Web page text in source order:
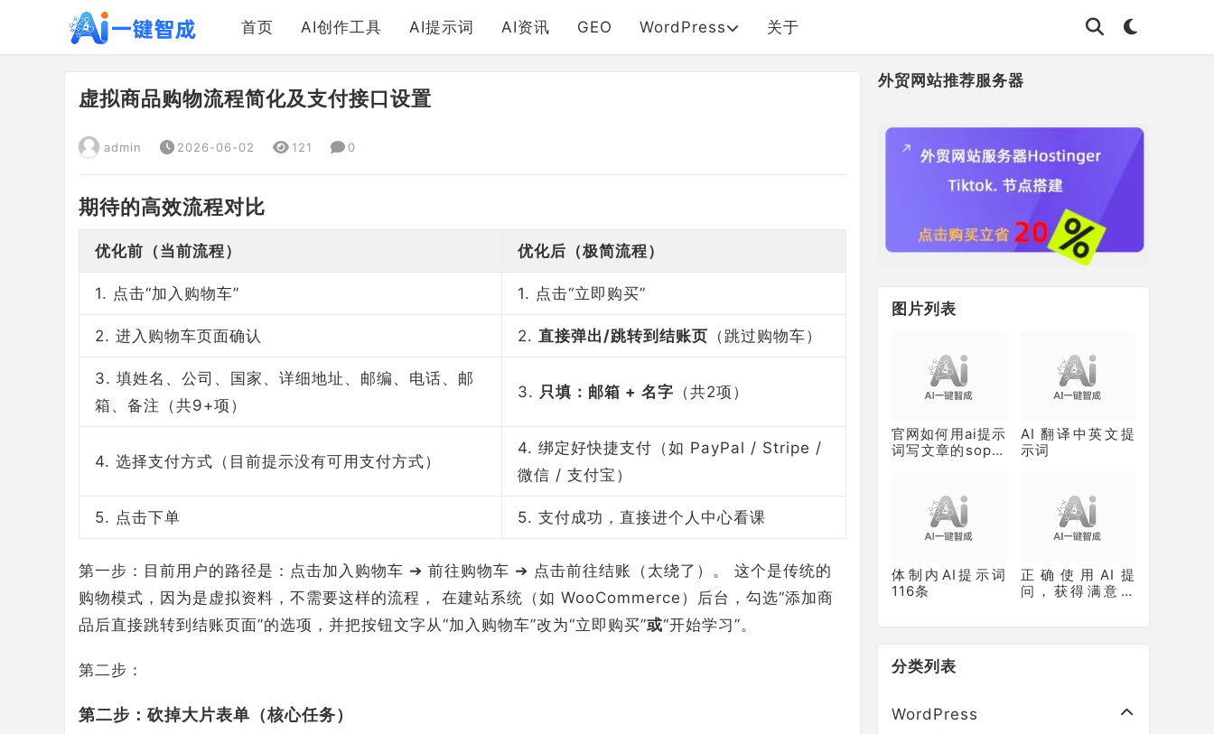
首页 AI创作工具 AI提示词 AI资讯 GEO WordPress 关于
虚拟商品购物流程简化及支付接口设置
admin 2026-06-02 121 0
期待的高效流程对比
优化前（当前流程） 优化后（极简流程）
1. 点击“加入购物车” 1. 点击“立即购买”
2. 进入购物车页面确认 2. 直接弹出/跳转到结账页 （跳过购物车）
3. 填姓名、公司、国家、详细地址、邮编、电话、邮
箱、备注（共9+项）
3. 只填：邮箱 + 名字 （共2项）
4. 选择支付方式（目前提示没有可用支付方式）
4. 绑定好快捷支付（如 PayPal / Stripe /
微信 / 支付宝）
5. 点击下单 5. 支付成功，直接进个人中心看课
第一步：目前用户的路径是：点击加入购物车 ➔ 前往购物车 ➔ 点击前往结账（太绕了）。 这个是传统的
购物模式，因为是虚拟资料，不需要这样的流程， 在建站系统（如 WooCommerce）后台，勾选“添加商
品后直接跳转到结账页面”的选项，并把按钮文字从“加入购物车”改为“立即购买”或“开始学习”。
第二步：
第二步：砍掉大片表单（核心任务）
外贸网站推荐服务器
图片列表
官网如何用ai提示
词写文章的sop标
AI 翻译中英文提
示词
体制内AI提示词
116条
正确使用AI提
问，获得满意答
分类列表
WordPress